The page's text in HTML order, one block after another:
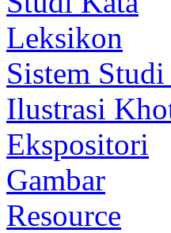
Leksikon
Sistem Studi
Ilustrasi
Ekspositori
Gambar
Resource